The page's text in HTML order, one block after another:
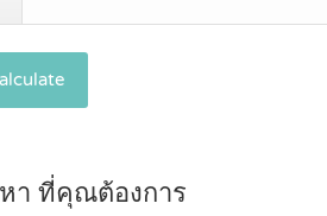
า ที่คุณต้องการ